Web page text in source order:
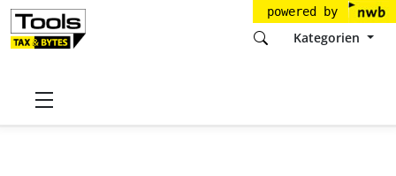
powered by
Kategorien
Startseite